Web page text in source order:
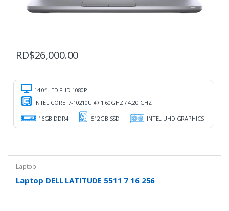
RD$26,000.00
14.0″ LED FHD 1080P
INTEL CORE i7-10210U @ 1.60GHZ / 4.20 GHZ
16GB DDR4 512GB SSD INTEL UHD GRAPHICS
Laptop
Laptop DELL LATITUDE 5511 7 16 256